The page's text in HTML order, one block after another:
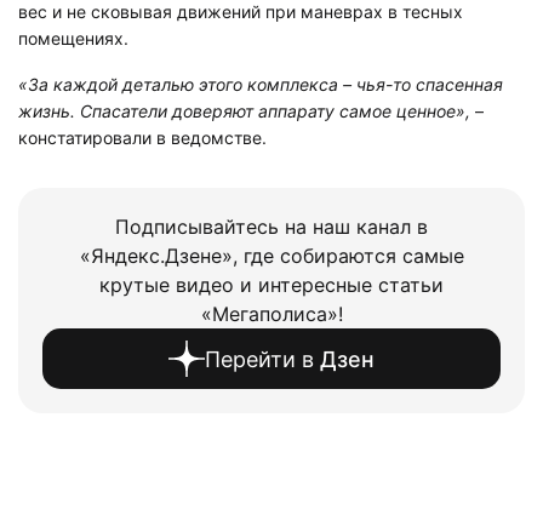
вес и не сковывая движений при маневрах в тесных
помещениях.
«За каждой деталью этого комплекса – чья-то спасенная
жизнь. Спасатели доверяют аппарату самое ценное», –
констатировали в ведомстве.
Подписывайтесь на наш канал в
«Яндекс.Дзене», где собираются самые
крутые видео и интересные статьи
«Мегаполиса»!
Перейти в Дзен